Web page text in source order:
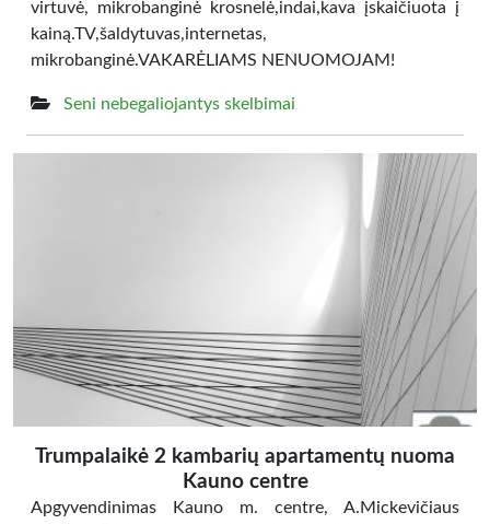
virtuvė, mikrobanginė krosnelė,indai,kava įskaičiuota į
kainą.TV,šaldytuvas,internetas,
mikrobanginė.VAKARĖLIAMS NENUOMOJAM!
Seni nebegaliojantys skelbimai
Trumpalaikė 2 kambarių apartamentų nuoma
Kauno centre
Apgyvendinimas Kauno m. centre, A.Mickevičiaus